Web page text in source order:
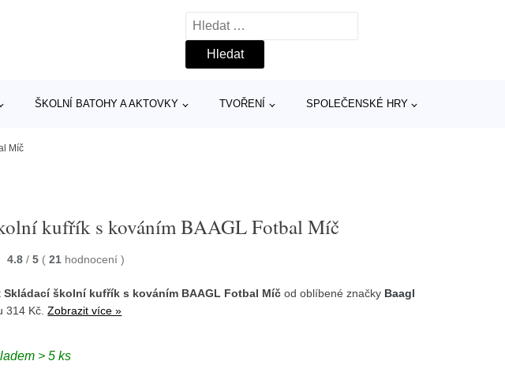
Vyhledávání
ŠKOLNÍ BATOHY A AKTOVKY TVOŘENÍ SPOLEČENSKÉ HRY
Míč
kufřík s kováním BAAGL Fotbal Míč
4.8 / 5 ( 21 hodnocení)
Skládací školní kufřík s kováním BAAGL Fotbal Míč od oblíbené značky Baagl
314 Kč.Zobrazit více »
> 5 ks